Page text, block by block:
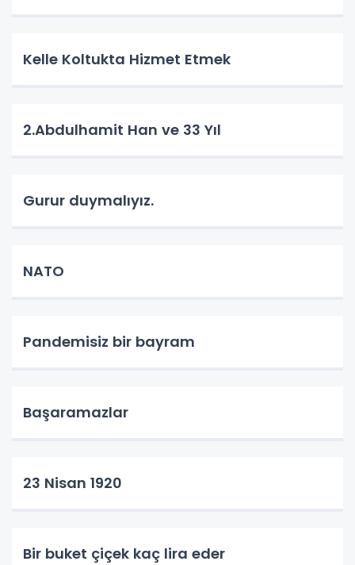
Kelle Koltukta Hizmet Etmek
2.Abdulhamit Han ve 33 Yıl
Gurur duymalıyız.
NATO
Pandemisiz bir bayram
Başaramazlar
23 Nisan 1920
Bir buket çiçek kaç lira eder